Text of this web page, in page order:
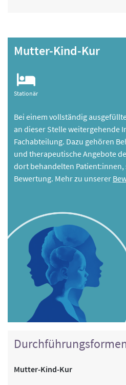
Mutter-Kind-Kur
Stationär
Bei einem vollständig
an dieser Stelle weitergehende
Fachabteilung. Dazu gehören
und therapeutische Angebote
dort behandelten Patient:innen,
Bewertung. Mehr zu unserer
Mutter-Kind-Kur